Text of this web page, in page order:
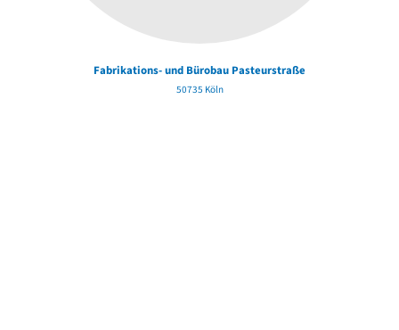
Fabrikations- und Bürobau Pasteurstraße
50735 Köln